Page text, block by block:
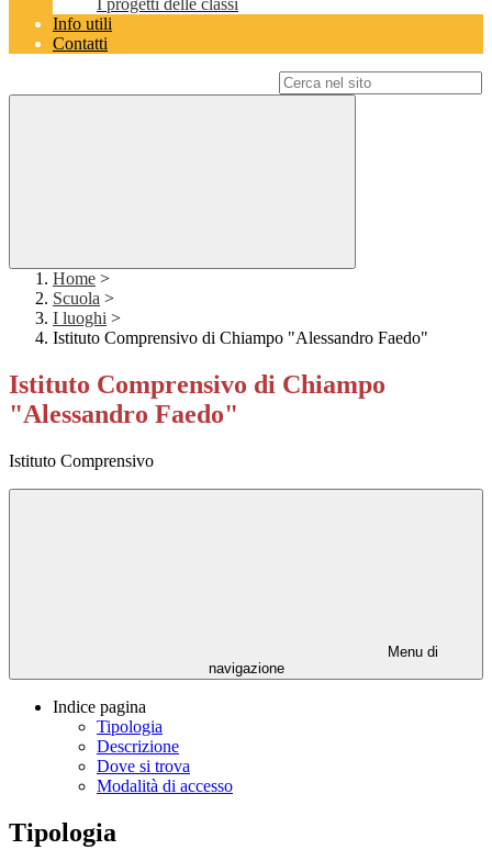
I progetti delle classi
Info utili
Contatti
Home >
Scuola >
I luoghi >
Istituto Comprensivo di Chiampo "Alessandro Faedo"
Istituto Comprensivo di Chiampo
"Alessandro Faedo"
Istituto Comprensivo
Menu di
navigazione
Indice pagina
Tipologia
Descrizione
Dove si trova
Modalità di accesso
Tipologia